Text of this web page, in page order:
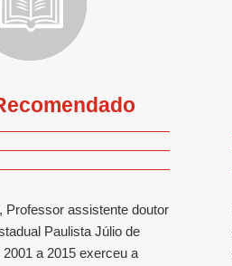
Professor assistente doutor
Paulista Júlio de
a 2015 exerceu a